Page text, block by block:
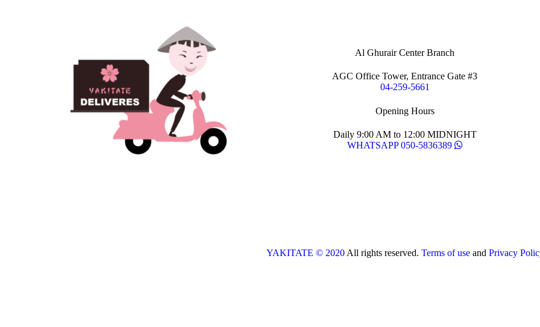
Al Ghurair Center Branch
AGC Office Tower, Entrance Gate #3
04-259-5661
Opening Hours
Daily 9:00 AM to 12:00 MIDNIGHT
WHATSAPP 050-5836389
YAKITATE © 2020All rights reserved. Terms of useand Privacy